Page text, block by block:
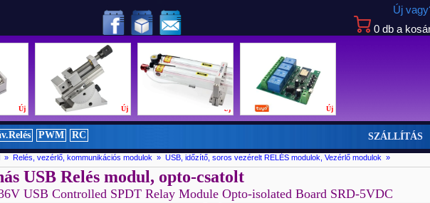
döntőjében!
0 db a
Új
Új Új Új Új
PWM RC SZÁLLÍTÁS
» Relés, vezérlő, kommunikációs modulok » USB, időzítő, soros vezérelt RELÉS modulok, Vezérlő modulok »
USB Relés modul, opto-csatolt
USB Controlled SPDT Relay Module Opto-isolated Board SRD-5VDC